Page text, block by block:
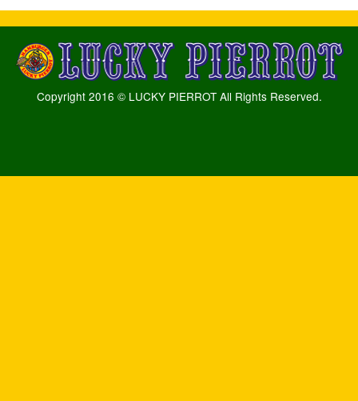
Copyright 2016 © LUCKY PIERROT All Rights Reserved.